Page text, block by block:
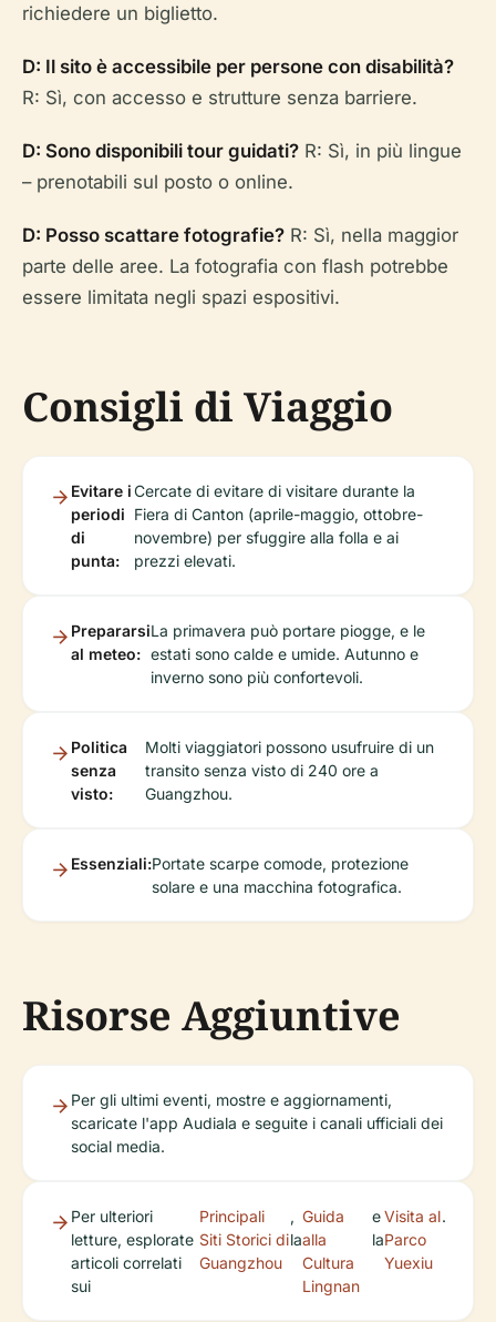
richiedere un biglietto.
D: Il sito è accessibile per persone con disabilità?
R: Sì, con accesso e strutture senza barriere.
D: Sono disponibili tour guidati? R: Sì, in più lingue
– prenotabili sul posto o online.
D: Posso scattare fotografie? R: Sì, nella maggior
parte delle aree. La fotografia con flash potrebbe
essere limitata negli spazi espositivi.
Consigli di Viaggio
Evitare i
periodi
di
punta:
Cercate di evitare di visitare durante la
Fiera di Canton (aprile-maggio, ottobre-
novembre) per sfuggire alla folla e ai
prezzi elevati.
Prepararsi
al meteo:
La primavera può portare piogge, e le
estati sono calde e umide. Autunno e
inverno sono più confortevoli.
Politica
senza
visto:
Molti viaggiatori possono usufruire di un
transito senza visto di 240 ore a
Guangzhou.
Essenziali:Portate scarpe comode, protezione
solare e una macchina fotografica.
Risorse Aggiuntive
Per gli ultimi eventi, mostre e aggiornamenti,
scaricate l'app Audiala e seguite i canali ufficiali dei
social media.
Per ulteriori
letture, esplorate
articoli correlati
sui
Principali
Siti Storici di
Guangzhou
,
la
Guida
alla
Cultura
Lingnan
e
la
Visita al
Parco
Yuexiu
.